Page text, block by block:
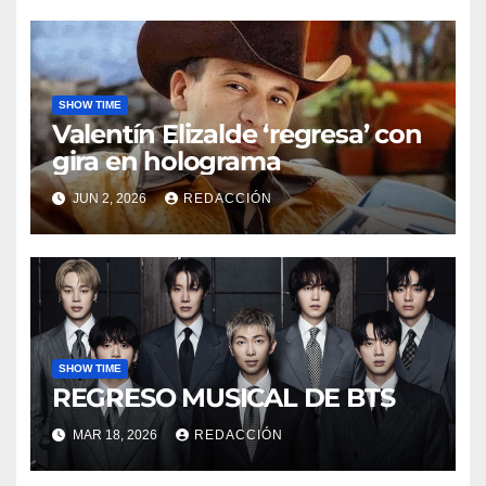
SHOW TIME
Valentín Elizalde ‘regresa’ con
gira en holograma
JUN 2, 2026 REDACCIÓN
SHOW TIME
REGRESO MUSICAL DE BTS
MAR 18, 2026 REDACCIÓN